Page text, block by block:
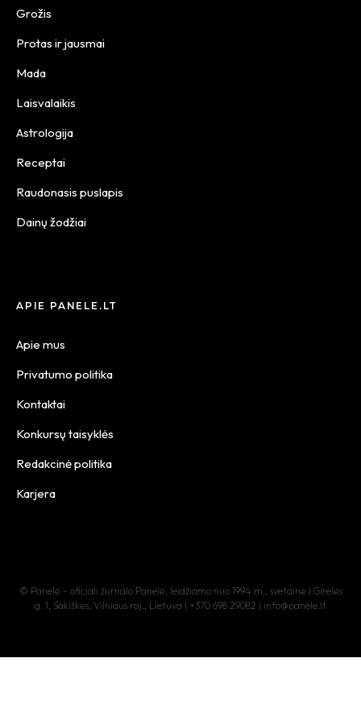
Grožis
Protas ir jausmai
Mada
Laisvalaikis
Astrologija
Receptai
Raudonasis puslapis
Dainų žodžiai
APIE PANELE.LT
Apie mus
Privatumo politika
Kontaktai
Konkursų taisyklės
Redakcinė politika
Karjera
© Panelė – oficiali žurnalo Panelė, leidžiamo nuo 1994 m., svetainė | Girelės
g. 1, Sakiškės, Vilniaus raj., Lietuva | +370 698 29082 | info@panele.lt